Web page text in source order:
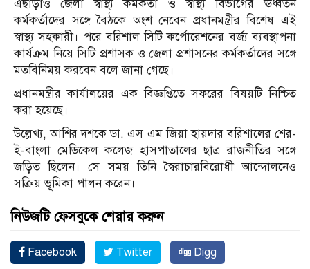
এছাড়াও জেলা স্বাস্থ্য কর্মকর্তা ও স্বাস্থ্য বিভাগের ঊর্ধ্বতন
কর্মকর্তাদের সঙ্গে বৈঠকে অংশ নেবেন প্রধানমন্ত্রীর বিশেষ এই
স্বাস্থ্য সহকারী। পরে বরিশাল সিটি কর্পোরেশনের বর্জ্য ব্যবস্থাপনা
কার্যক্রম নিয়ে সিটি প্রশাসক ও জেলা প্রশাসনের কর্মকর্তাদের সঙ্গে
মতবিনিময় করবেন বলে জানা গেছে।
প্রধানমন্ত্রীর কার্যালয়ের এক বিজ্ঞপ্তিতে সফরের বিষয়টি নিশ্চিত
করা হয়েছে।
উল্লেখ্য, আশির দশকে ডা. এস এম জিয়া হায়দার বরিশালের শের-
ই-বাংলা মেডিকেল কলেজ হাসপাতালের ছাত্র রাজনীতির সঙ্গে
জড়িত ছিলেন। সে সময় তিনি স্বৈরাচারবিরোধী আন্দোলনেও
সক্রিয় ভূমিকা পালন করেন।
নিউজটি ফেসবুকে শেয়ার করুন
Facebook Twitter Digg